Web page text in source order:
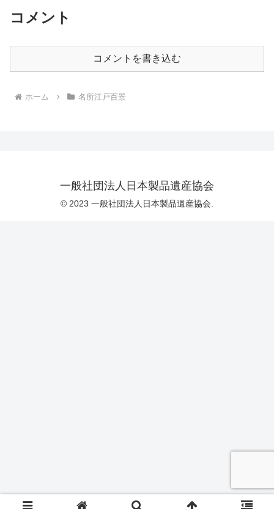
コメント
コメントを書き込む
ホーム 名所江戸百景
一般社団法人日本製品遺産協会
© 2023 一般社団法人日本製品遺産協会.